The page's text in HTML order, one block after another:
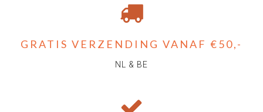
GRATIS VERZENDING VANAF €50,-
NL & BE